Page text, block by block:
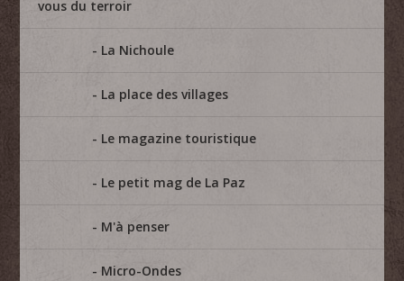
vous du terroir
La Nichoule
La place des villages
Le magazine touristique
Le petit mag de La Paz
M'à penser
Micro-Ondes